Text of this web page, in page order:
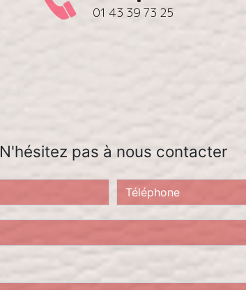
01 43 39 73 25
N'hésitez pas à nous contacter